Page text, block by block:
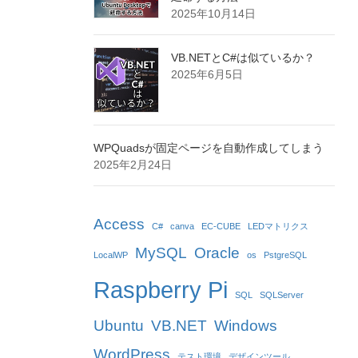
2025年10月14日
VB.NETとC#は似ているか？
2025年6月5日
WPQuadsが固定ページを自動作成してしまう
2025年2月24日
Access C# canva EC-CUBE LEDマトリクス
LocalWP MySQL Oracle os PstgreSQL
Raspberry Pi SQL SQLServer
Ubuntu VB.NET Windows
WordPress
テスト環境 デザインツール